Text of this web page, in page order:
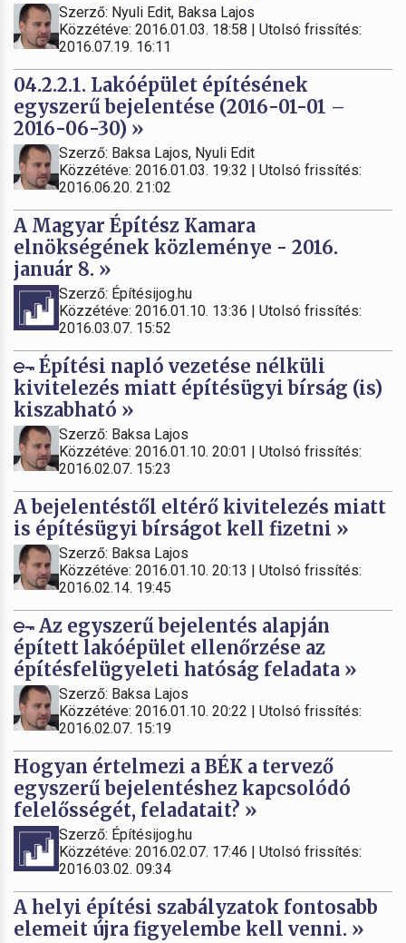
Szerző: Nyuli Edit, Baksa Lajos
Közzétéve: 2016.01.03. 18:58 | Utolsó frissítés:
2016.07.19. 16:11
04.2.2.1. Lakóépület építésének
egyszerű bejelentése (2016-01-01 –
2016-06-30) »
Szerző: Baksa Lajos, Nyuli Edit
Közzétéve: 2016.01.03. 19:32 | Utolsó frissítés:
2016.06.20. 21:02
A Magyar Építész Kamara
elnökségének közleménye - 2016.
január 8. »
Szerző: Építésijog.hu
Közzétéve: 2016.01.10. 13:36 | Utolsó frissítés:
2016.03.07. 15:52
Építési napló vezetése nélküli
kivitelezés miatt építésügyi bírság (is)
kiszabható »
Szerző: Baksa Lajos
Közzétéve: 2016.01.10. 20:01 | Utolsó frissítés:
2016.02.07. 15:23
A bejelentéstől eltérő kivitelezés miatt
is építésügyi bírságot kell fizetni »
Szerző: Baksa Lajos
Közzétéve: 2016.01.10. 20:13 | Utolsó frissítés:
2016.02.14. 19:45
Az egyszerű bejelentés alapján
épített lakóépület ellenőrzése az
építésfelügyeleti hatóság feladata »
Szerző: Baksa Lajos
Közzétéve: 2016.01.10. 20:22 | Utolsó frissítés:
2016.02.07. 15:19
Hogyan értelmezi a BÉK a tervező
egyszerű bejelentéshez kapcsolódó
felelősségét, feladatait? »
Szerző: Építésijog.hu
Közzétéve: 2016.02.07. 17:46 | Utolsó frissítés:
2016.03.02. 09:34
A helyi építési szabályzatok fontosabb
elemeit újra figyelembe kell venni. »